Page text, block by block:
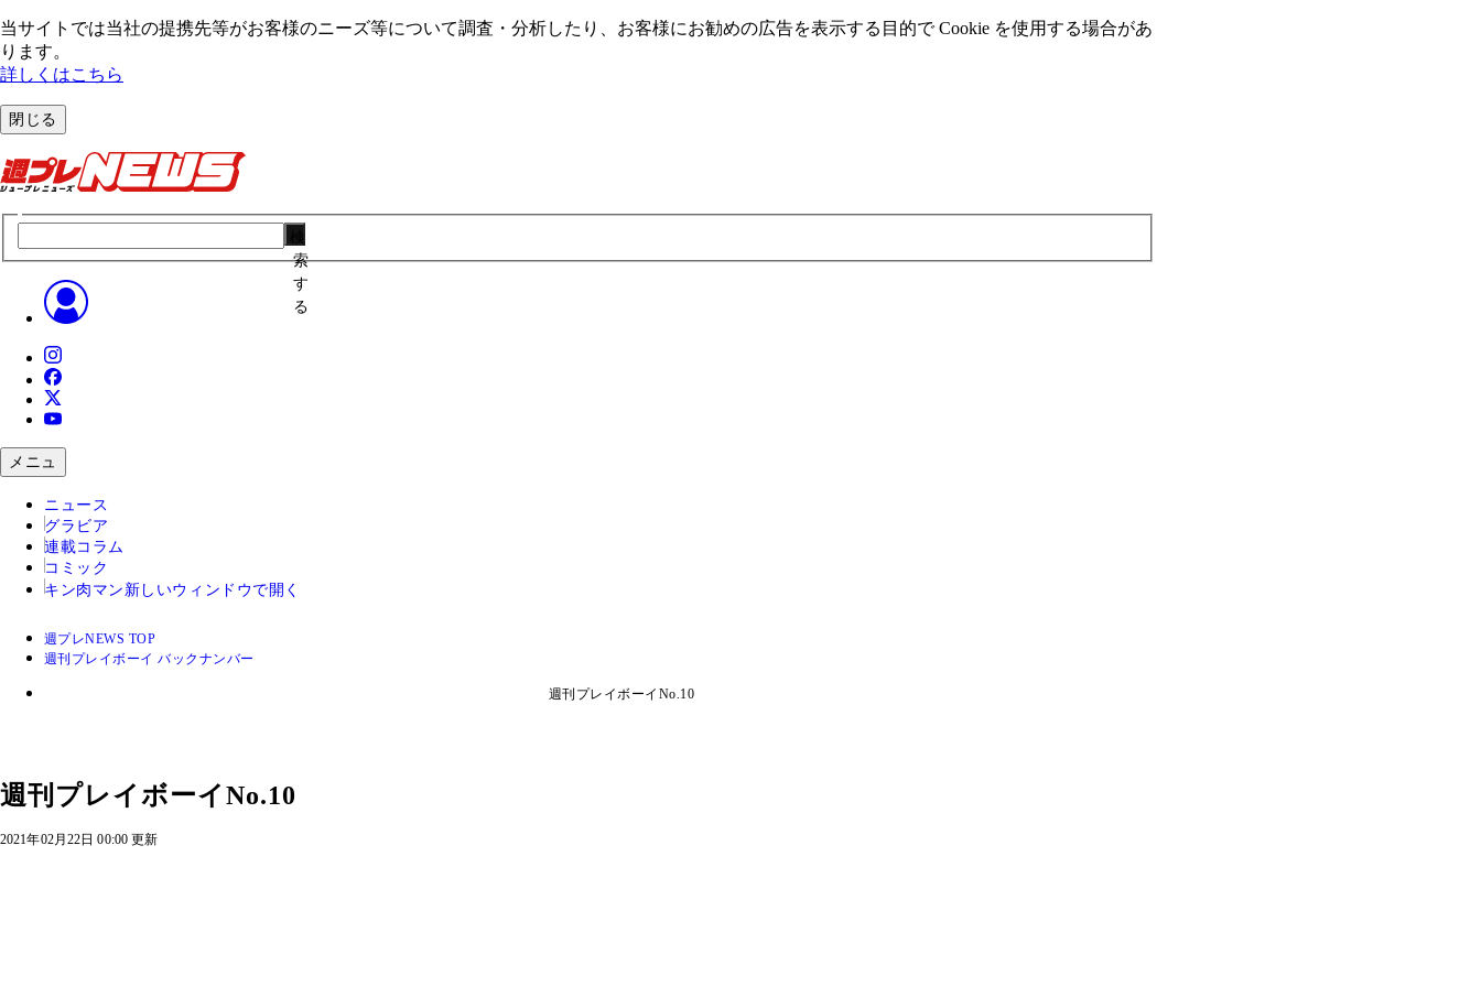
当サイトでは当社の提携先等がお客様のニーズ等について調査・分析したり、お客様にお勧めの広告を表⽰する⽬的で Cookie を使⽤する場合があ
ります。
詳しくはこちら
閉じる
索
す
る
メニュ
ニュース
グラビア
連載コラム
コミック
キン肉マン 新しいウィンドウで開く
週プレNEWS TOP
週刊プレイボーイ バックナンバー
週刊プレイボーイNo.10
週刊プレイボーイNo.10
2021年02月22日 00:00 更新